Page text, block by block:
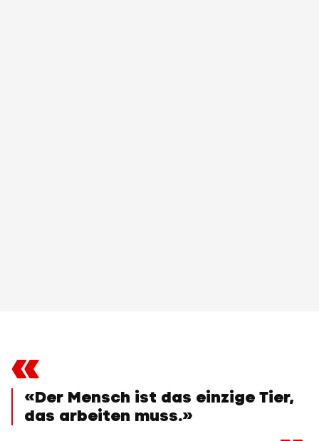
«
«Der Mensch ist das einzige Tier,
das arbeiten muss.»